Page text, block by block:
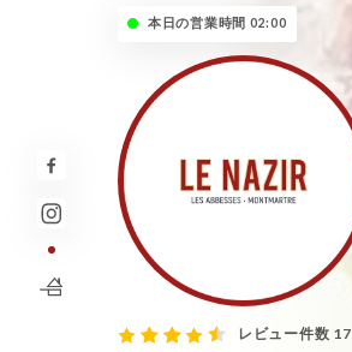
本日の営業時間 02:00
レビュー件数 17